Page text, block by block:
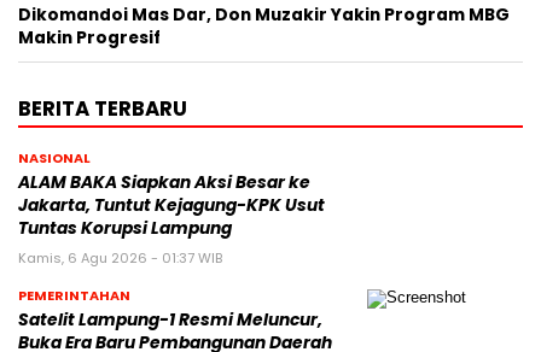
Dikomandoi Mas Dar, Don Muzakir Yakin Program MBG
Makin Progresif
BERITA TERBARU
NASIONAL
ALAM BAKA Siapkan Aksi Besar ke
Jakarta, Tuntut Kejagung-KPK Usut
Tuntas Korupsi Lampung
Kamis, 6 Agu 2026 - 01:37 WIB
PEMERINTAHAN
Satelit Lampung-1 Resmi Meluncur,
Buka Era Baru Pembangunan Daerah